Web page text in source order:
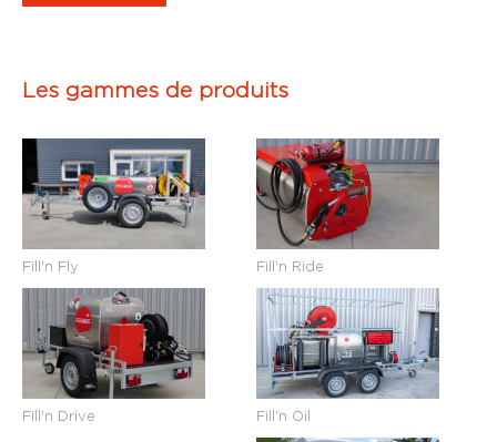
Les gammes de produits
Fill'n Fly
Fill'n Drive
Fill'n Ride
Fill'n Oil